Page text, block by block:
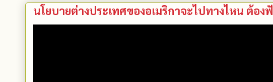
นโยบายต่างประเทศของอเมริกาจะไปทางไหน ต้อง